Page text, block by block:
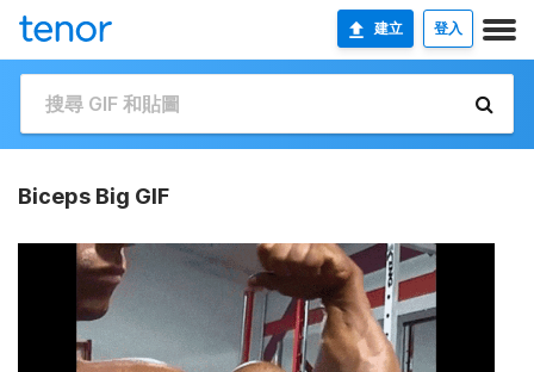
建立 登入
Biceps Big GIF